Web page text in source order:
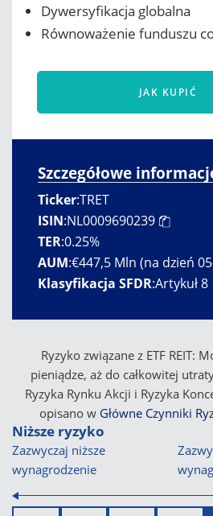
Dywersyfikacja globalna
Równoważenie funduszu
JAK KUPIĆ
Szczegółowe
Ticker:TRET
ISIN:NL0009690239
TER:0.25%
AUM:€447,5 Mln (na dzień
Klasyfikacja SFDR:Artykuł 8
Niższe ryzyko
Zazwyczaj niższe
wynagrodzenie
Ryzyko związane z ETF REIT:
pieniądze, aż do całkowitej
Ryzyka Rynku Akcji i Ryzyka
opisano w Główne Czynniki